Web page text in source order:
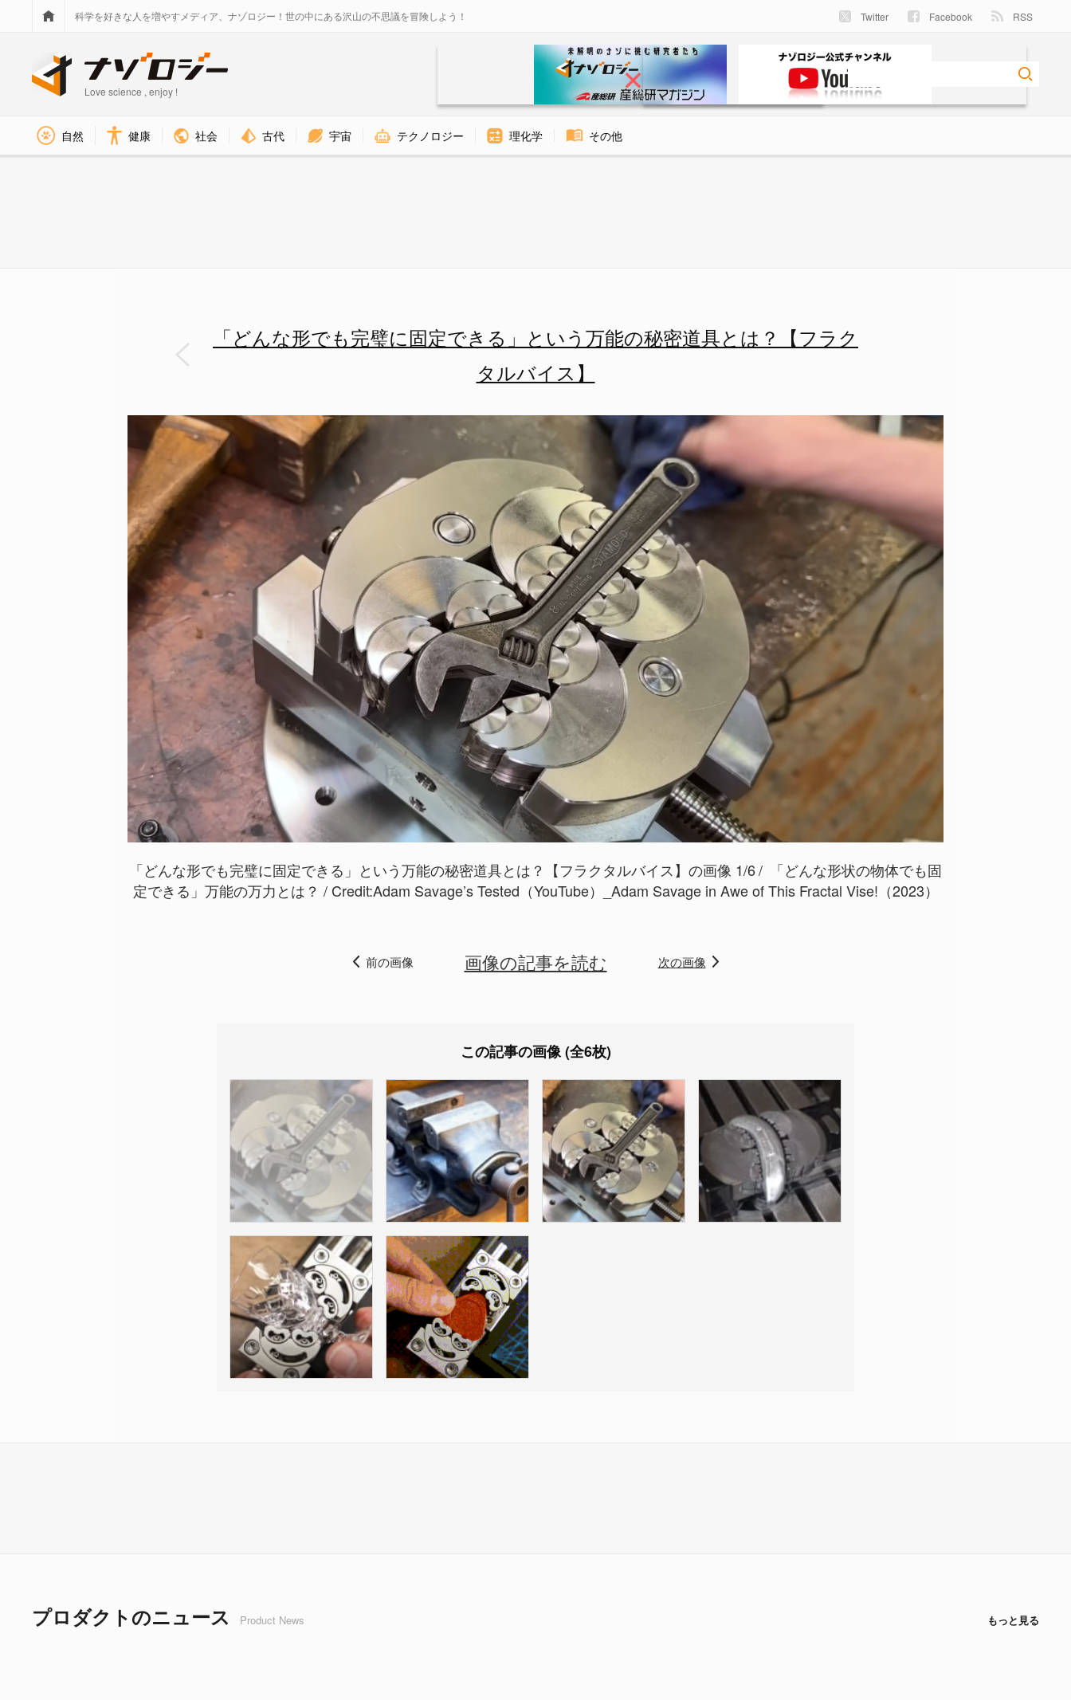
科学を好きな人を増やすメディア、ナゾロジー！世の中にある沢山の不思議を冒険しよう！ Twitter Facebook RSS
Love science , enjoy !
自然 健康 社会 古代 宇宙 テクノロジー 理化学 その他
「どんな形でも完璧に固定できる」という万能の秘密道具とは？【フラク
タルバイス】
「どんな形でも完璧に固定できる」という万能の秘密道具とは？【フラクタルバイス】の画像 1/6
「どんな形状の物体でも固
定できる」万能の万力とは？ / Credit:Adam Savage’s Tested（YouTube）_Adam Savage in Awe of This Fractal Vise!（2023）
前の画像 画像の記事を読む 次の画像
この記事の画像 (全6枚)
プロダクトのニュース Product News もっと見る